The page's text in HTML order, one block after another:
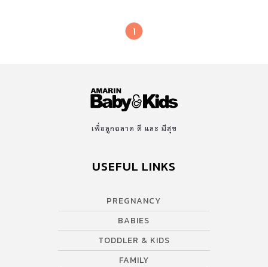
1
เพื่อลูกฉลาด ดี และ มีสุข
USEFUL LINKS
PREGNANCY
BABIES
TODDLER & KIDS
FAMILY